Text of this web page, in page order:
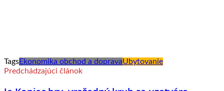
TagsEkonomika obchod a dopravaUbytovanie
Predchádzajúci článok